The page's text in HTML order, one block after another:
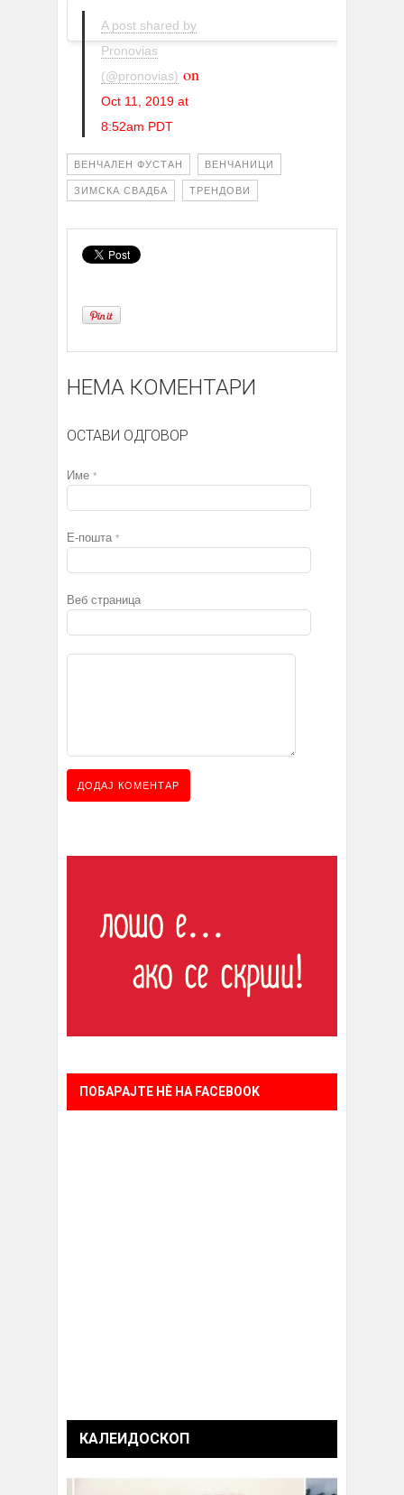
A post shared by
Pronovias
(@pronovias) on
Oct 11, 2019 at
8:52am PDT
ВЕНЧАЛЕН ФУСТАН ВЕНЧАНИЦИ
ЗИМСКА СВАДБА ТРЕНДОВИ
НЕМА КОМЕНТАРИ
ОСТАВИ ОДГОВОР
Име *
Е-пошта *
Веб страница
ПОБАРАЈТЕ НÈ НА FACEBOOK
КАЛЕИДОСКОП